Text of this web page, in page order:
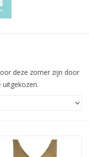
deze zomer zijn door